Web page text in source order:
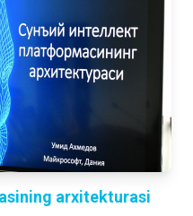
arxitekturasi